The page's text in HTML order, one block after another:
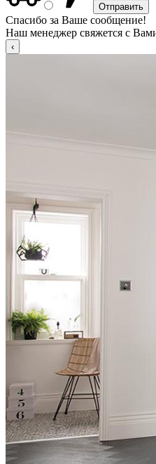
Спасибо за Ваше сообщение!
Наш менеджер свяжется с